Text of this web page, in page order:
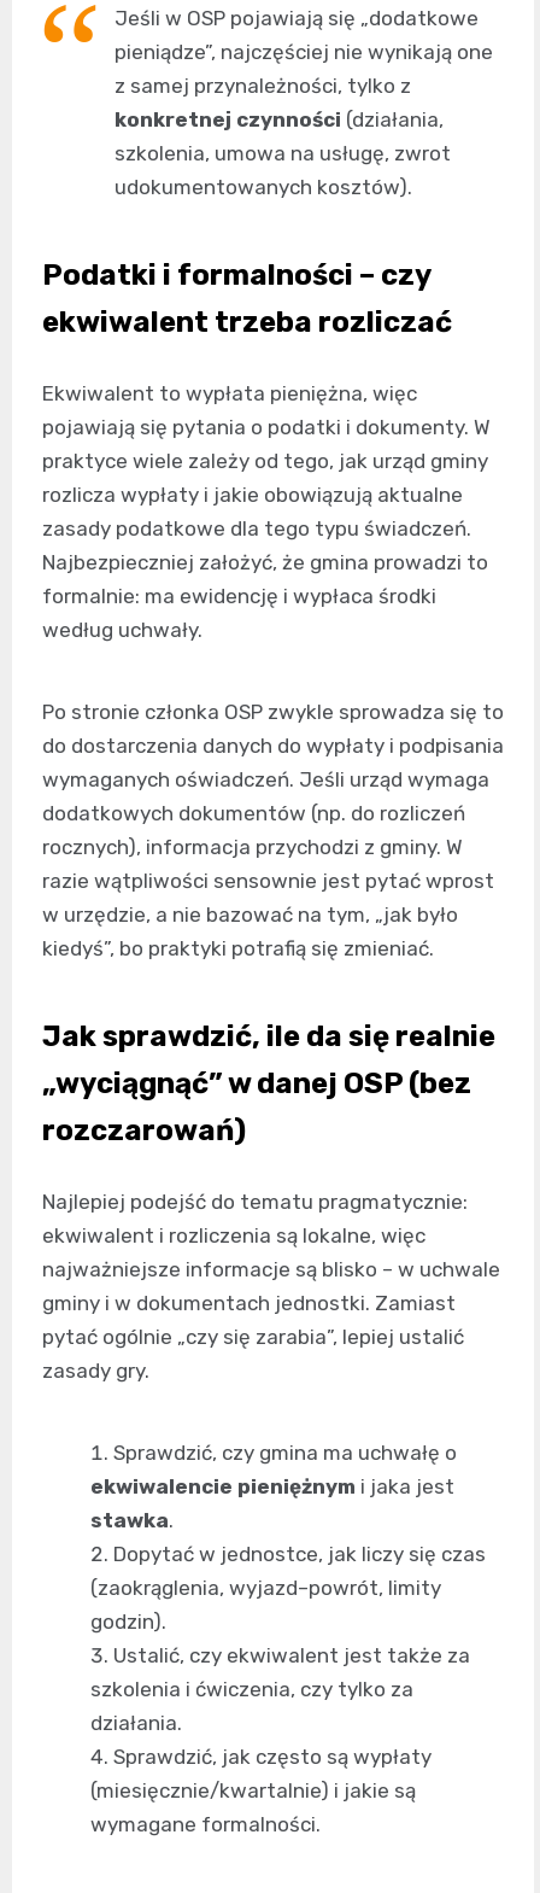
Jeśli w OSP pojawiają się „dodatkowe
pieniądze”, najczęściej nie wynikają one
z samej przynależności, tylko z
konkretnej czynności (działania,
szkolenia, umowa na usługę, zwrot
udokumentowanych kosztów).
Podatki i formalności – czy
ekwiwalent trzeba rozliczać
Ekwiwalent to wypłata pieniężna, więc
pojawiają się pytania o podatki i dokumenty. W
praktyce wiele zależy od tego, jak urząd gminy
rozlicza wypłaty i jakie obowiązują aktualne
zasady podatkowe dla tego typu świadczeń.
Najbezpieczniej założyć, że gmina prowadzi to
formalnie: ma ewidencję i wypłaca środki
według uchwały.
Po stronie członka OSP zwykle sprowadza się to
do dostarczenia danych do wypłaty i podpisania
wymaganych oświadczeń. Jeśli urząd wymaga
dodatkowych dokumentów (np. do rozliczeń
rocznych), informacja przychodzi z gminy. W
razie wątpliwości sensownie jest pytać wprost
w urzędzie, a nie bazować na tym, „jak było
kiedyś”, bo praktyki potrafią się zmieniać.
Jak sprawdzić, ile da się realnie
„wyciągnąć” w danej OSP (bez
rozczarowań)
Najlepiej podejść do tematu pragmatycznie:
ekwiwalent i rozliczenia są lokalne, więc
najważniejsze informacje są blisko – w uchwale
gminy i w dokumentach jednostki. Zamiast
pytać ogólnie „czy się zarabia”, lepiej ustalić
zasady gry.
Sprawdzić, czy gmina ma uchwałę o
ekwiwalencie pieniężnym i jaka jest
stawka.
Dopytać w jednostce, jak liczy się czas
(zaokrąglenia, wyjazd–powrót, limity
godzin).
Ustalić, czy ekwiwalent jest także za
szkolenia i ćwiczenia, czy tylko za
działania.
Sprawdzić, jak często są wypłaty
(miesięcznie/kwartalnie) i jakie są
wymagane formalności.